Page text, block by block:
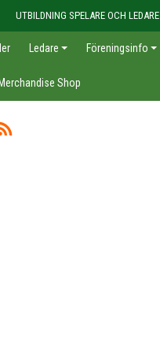
UTBILDNING SPELARE OCH LEDARE
Ledare Föreningsinfo
Shop